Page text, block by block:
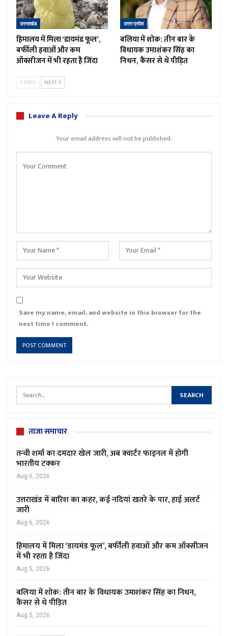
उत्तराखंड
हिमालय में मिला ‘डायमंड फूल’,
बर्फीली हवाओं और कम
ऑक्सीजन में भी रहता है जिंदा
उत्तर प्रदेश
बलिया में शोक: तीन बार के
विधायक उमाशंकर सिंह का
निधन, कैंसर से थे पीड़ित
PREV NEXT
Leave A Reply
Your email address will not be published.
Save my name, email, and website in this browser for the
next time I comment.
ताजा समाचार
तन्वी शर्मा का दमदार खेल जारी, अब क्वार्टर फाइनल में होगी
भारतीय टक्कर
Aug 6, 2026
उत्तराखंड में बारिश का कहर, कई नदियां खतरे के पार, हाई अलर्ट
जारी
Aug 6, 2026
हिमालय में मिला ‘डायमंड फूल’, बर्फीली हवाओं और कम ऑक्सीजन
में भी रहता है जिंदा
Aug 5, 2026
बलिया में शोक: तीन बार के विधायक उमाशंकर सिंह का निधन,
कैंसर से थे पीड़ित
Aug 5, 2026